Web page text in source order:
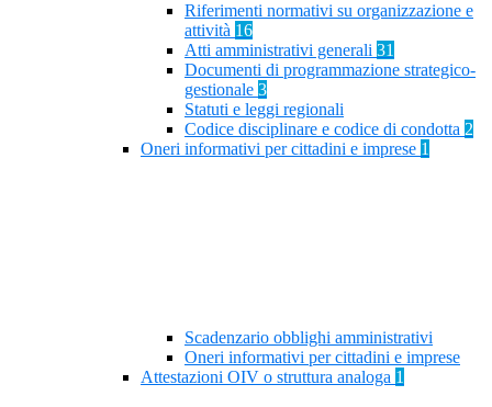
Riferimenti normativi su organizzazione e
attività 16
Atti amministrativi generali 31
Documenti di programmazione strategico-
gestionale 3
Statuti e leggi regionali
Codice disciplinare e codice di condotta 2
Oneri informativi per cittadini e imprese 1
Scadenzario obblighi amministrativi
Oneri informativi per cittadini e imprese
Attestazioni OIV o struttura analoga 1